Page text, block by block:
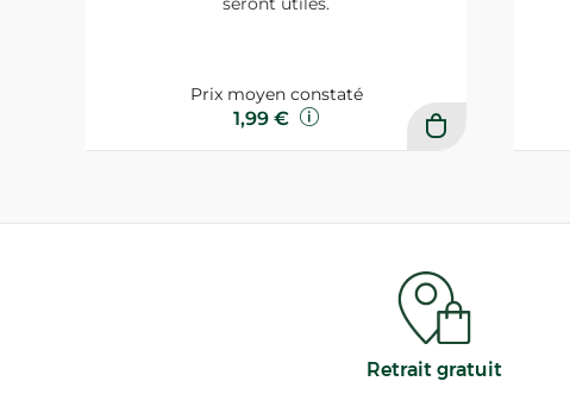
Prix moyen constaté
1,99 €
Retrait gratuit